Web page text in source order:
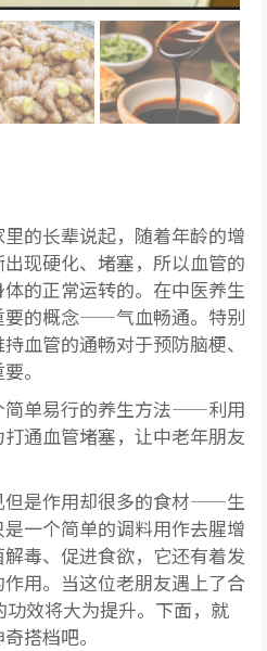
的长辈说起，随着年龄的增
现硬化、堵塞，所以血管的
的正常运转的。在中医养生
要的概念——气血畅通。特别
血管的通畅对于预防脑梗、
。
简单易行的养生方法——利用
通血管堵塞，让中老年朋友
但是作用却很多的食材——生
一个简单的调料用作去腥增
毒、促进食欲，它还有着发
用。当这位老朋友遇上了合
效将大为提升。下面，就
搭档吧。